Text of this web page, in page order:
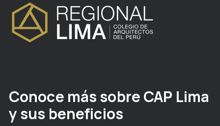
Conoce más sobre CAP Lima
y sus beneficios